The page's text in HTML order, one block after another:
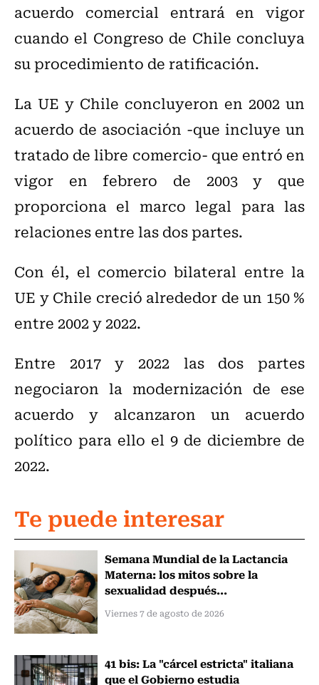
acuerdo comercial entrará en vigor
cuando el Congreso de Chile concluya
su procedimiento de ratificación.
La UE y Chile concluyeron en 2002 un
acuerdo de asociación -que incluye un
tratado de libre comercio- que entró en
vigor en febrero de 2003 y que
proporciona el marco legal para las
relaciones entre las dos partes.
Con él, el comercio bilateral entre la
UE y Chile creció alrededor de un 150 %
entre 2002 y 2022.
Entre 2017 y 2022 las dos partes
negociaron la modernización de ese
acuerdo y alcanzaron un acuerdo
político para ello el 9 de diciembre de
2022.
Te puede interesar
Semana Mundial de la Lactancia
Materna: los mitos sobre la
sexualidad después...
Viernes 7 de agosto de 2026
41 bis: La "cárcel estricta" italiana
que el Gobierno estudia